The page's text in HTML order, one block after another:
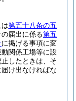
は第五十八条の五
届出に係る第五
に掲げる事項に変
関係工場等に設
したときは、そ
け出なければな